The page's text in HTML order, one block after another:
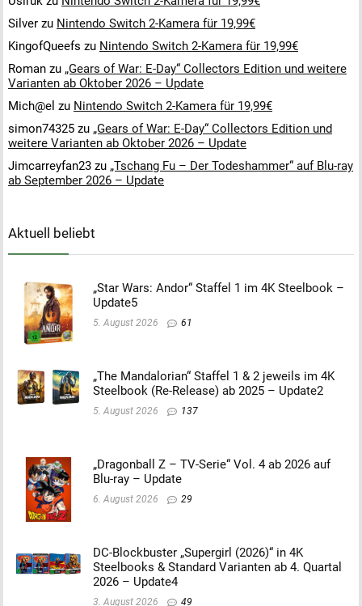
Silver zu Nintendo Switch 2-Kamera für 19,99€
KingofQueefs zu Nintendo Switch 2-Kamera für 19,99€
Roman zu „Gears of War: E-Day“ Collectors Edition und weitere
Varianten ab Oktober 2026 – Update
Mich@el zu Nintendo Switch 2-Kamera für 19,99€
simon74325 zu „Gears of War: E-Day“ Collectors Edition und
weitere Varianten ab Oktober 2026 – Update
Jimcarreyfan23 zu „Tschang Fu – Der Todeshammer“ auf Blu-ray
ab September 2026 – Update
Aktuell beliebt
„Star Wars: Andor“ Staffel 1 im 4K Steelbook –
Update5
5. August 2026 61
„The Mandalorian“ Staffel 1 & 2 jeweils im 4K
Steelbook (Re-Release) ab 2025 – Update2
5. August 2026 137
„Dragonball Z – TV-Serie“ Vol. 4 ab 2026 auf
Blu-ray – Update
6. August 2026 29
DC-Blockbuster „Supergirl (2026)“ in 4K
Steelbooks & Standard Varianten ab 4. Quartal
2026 – Update4
3. August 2026 49